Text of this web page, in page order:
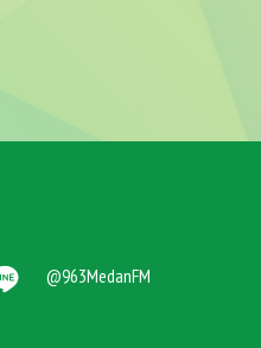
@963MedanFM